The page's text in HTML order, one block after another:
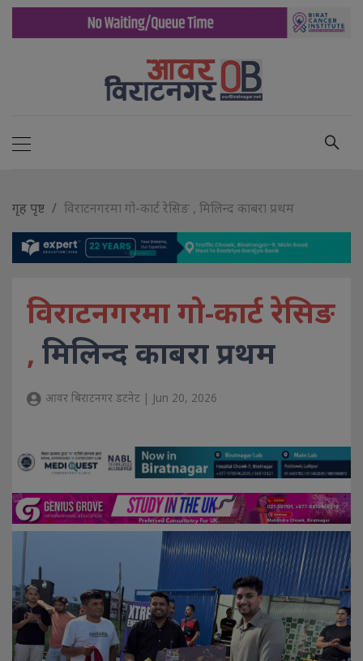
गृह पृष्ट विराटनगरमा गो-कार्ट रेसिङ , मिलिन्द काबरा प्रथम
विराटनगरमा गो-कार्ट रेसिङ
, मिलिन्द काबरा प्रथम
आवर बिराटनगर डटनेट | Jun 20, 2026